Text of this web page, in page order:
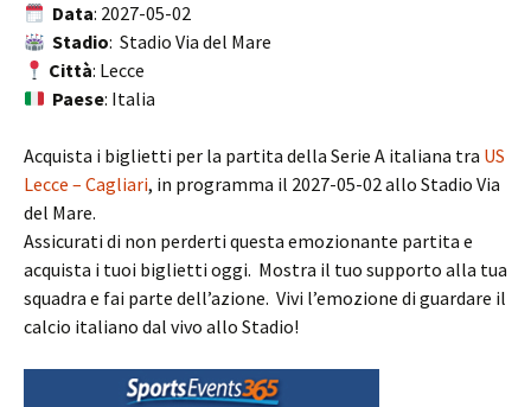
Data: 2027-05-02
Stadio: Stadio Via del Mare
Città: Lecce
Paese: Italia
Acquista i biglietti per la partita della Serie A italiana tra US
Lecce – Cagliari, in programma il 2027-05-02 allo Stadio Via
del Mare.
Assicurati di non perderti questa emozionante partita e
acquista i tuoi biglietti oggi. Mostra il tuo supporto alla tua
squadra e fai parte dell’azione. Vivi l’emozione di guardare il
calcio italiano dal vivo allo Stadio!